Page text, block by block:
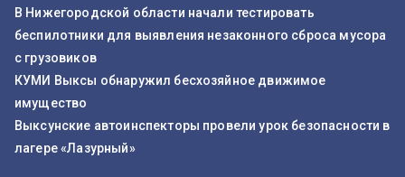
В Нижегородской области начали тестировать
беспилотники для выявления незаконного сброса мусора
с грузовиков
КУМИ Выксы обнаружил бесхозяйное движимое
имущество
Выксунские автоинспекторы провели урок безопасности в
лагере «Лазурный»